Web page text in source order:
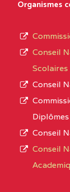
type
L’offre
de
Organismes
Conseil
Conseil
Diplômes
Conseil
Conseil